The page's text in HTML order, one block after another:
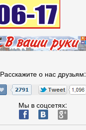
Расскажите о нас друзьям:
Мы в соцсетях:
ä æ è